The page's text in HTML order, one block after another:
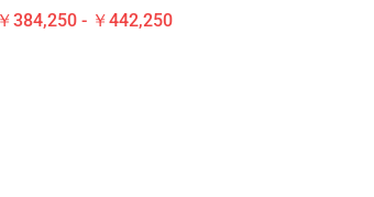
￥384,250 - ￥442,250